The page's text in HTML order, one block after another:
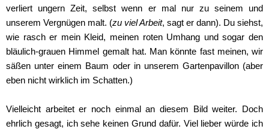
verliert ungern Zeit, selbst wenn er mal nur zu seinem und
unserem Vergnügen malt. (zu viel Arbeit, sagt er dann). Du siehst,
wie rasch er mein Kleid, meinen roten Umhang und sogar den
bläulich-grauen Himmel gemalt hat. Man könnte fast meinen, wir
säßen unter einem Baum oder in unserem Gartenpavillon (aber
eben nicht wirklich im Schatten.)
Vielleicht arbeitet er noch einmal an diesem Bild weiter. Doch
ehrlich gesagt, ich sehe keinen Grund dafür. Viel lieber würde ich